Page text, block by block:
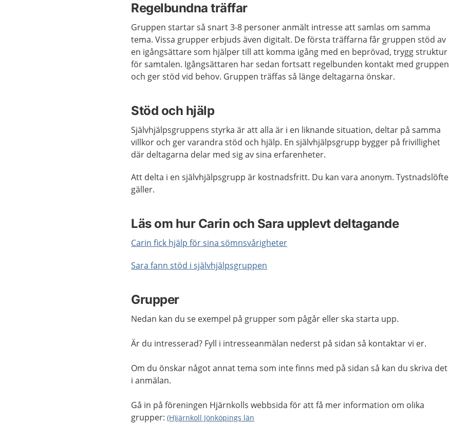
Regelbundna träffar
Gruppen startar så snart 3-8 personer anmält intresse att samlas om samma
tema. Vissa grupper erbjuds även digitalt. De första träffarna får gruppen stöd av
en igångsättare som hjälper till att komma igång med en beprövad, trygg struktur
för samtalen. Igångsättaren har sedan fortsatt regelbunden kontakt med gruppen
och ger stöd vid behov. Gruppen träffas så länge deltagarna önskar.
Stöd och hjälp
Självhjälpsgruppens styrka är att alla är i en liknande situation, deltar på samma
villkor och ger varandra stöd och hjälp. En självhjälpsgrupp bygger på frivillighet
där deltagarna delar med sig av sina erfarenheter.
Att delta i en självhjälpsgrupp är kostnadsfritt. Du kan vara anonym. Tystnadslöfte
gäller.
Läs om hur Carin och Sara upplevt deltagande
Carin fick hjälp för sina sömnsvårigheter
Sara fann stöd i självhjälpsgruppen
Grupper
Nedan kan du se exempel på grupper som pågår eller ska starta upp.
Är du intresserad? Fyll i intresseanmälan nederst på sidan så kontaktar vi er.
Om du önskar något annat tema som inte finns med på sidan så kan du skriva det
i anmälan.
Gå in på föreningen Hjärnkolls webbsida för att få mer information om olika
grupper:(H)järnkoll Jönköpings län